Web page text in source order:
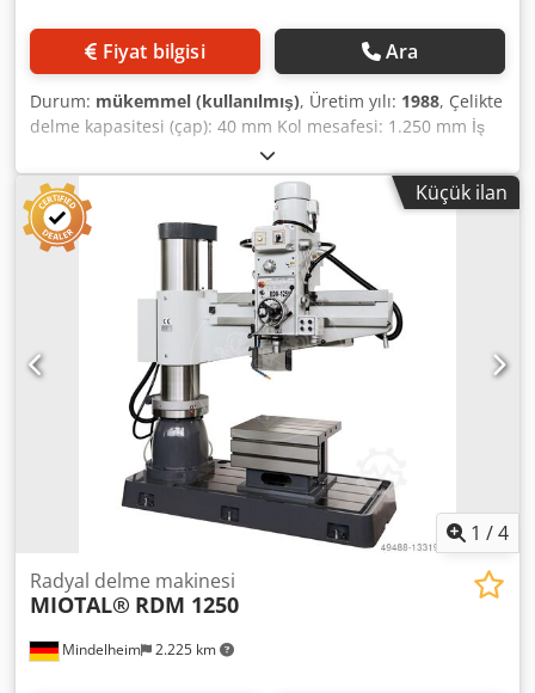
yaklaşık 800 x 600 x 600 yüksekliğinde, mengene vb. Çelik
konstrüksiyon, takım yapımı ve makine mühendisliği için
ideal makine! Durum : eski ama iyi ila çok iyi - gösterime
hazır Teslimat : stoktan çıkış - görüldüğü gibi Ödeme:
kesinlikle net - fatura alındıktan sonra
Fiyat bilgisi Ara
Durum: mükemmel (kullanılmış), Üretim yılı: 1988, Çelikte
delme kapasitesi (çap): 40 mm Kol mesafesi: 1.250 mm İş
mili yuvası: MK 5 Delme mili stroku: 355 mm Devir aralığı:
20 – 1200 d/dak Makine ağırlığı: yaklaşık 3,0 t
Dedpfxjzgdfbj Abaewa
Küçük ilan
1 /4
Mindelheim 2.225 km
Radyal delme makinesi
MIOTAL® RDM 1250